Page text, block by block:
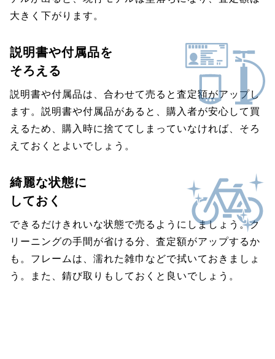
大きく下がります。
説明書や付属品を
そろえる
説明書や付属品は、合わせて売ると査定額がアップし
ます。説明書や付属品があると、購入者が安心して買
えるため、購入時に捨ててしまっていなければ、そろ
えておくとよいでしょう。
綺麗な状態に
しておく
できるだけきれいな状態で売るようにしましょう。ク
リーニングの手間が省ける分、査定額がアップするか
も。フレームは、濡れた雑巾などで拭いておきましょ
う。また、錆び取りもしておくと良いでしょう。